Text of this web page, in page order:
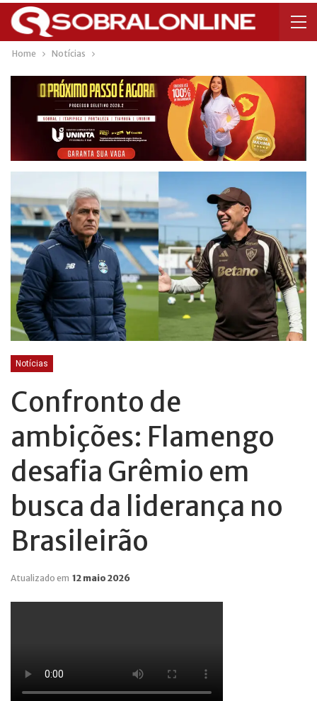
Home Notícias
Notícias
Confronto de
ambições: Flamengo
desafia Grêmio em
busca da liderança no
Brasileirão
Atualizado em 12 maio 2026